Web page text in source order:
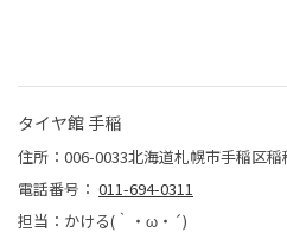
タイヤ館 手稲
住所：006-0033北海道札幌市手稲区
電話番号： 011-694-0311
担当：かける(｀・ω・´)